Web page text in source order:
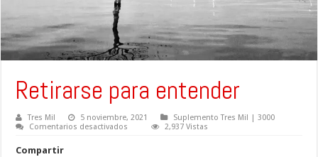
Retirarse para entender
Tres Mil 5 noviembre, 2021
Suplemento Tres Mil | 3000
Comentarios desactivados
2,937 Vistas
Compartir